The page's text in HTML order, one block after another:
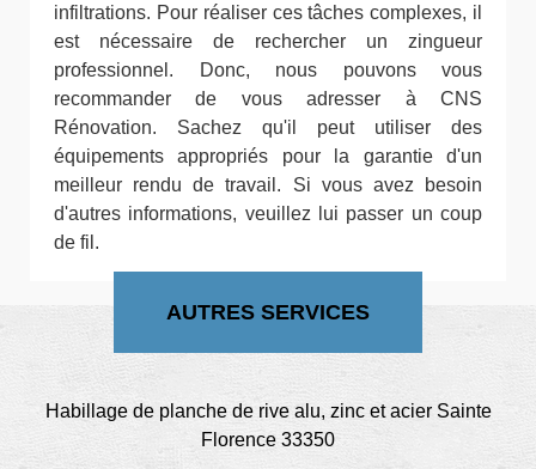
infiltrations. Pour réaliser ces tâches complexes, il
est nécessaire de rechercher un zingueur
professionnel. Donc, nous pouvons vous
recommander de vous adresser à CNS
Rénovation. Sachez qu'il peut utiliser des
équipements appropriés pour la garantie d'un
meilleur rendu de travail. Si vous avez besoin
d'autres informations, veuillez lui passer un coup
de fil.
AUTRES SERVICES
Habillage de planche de rive alu, zinc et acier Sainte
Florence 33350